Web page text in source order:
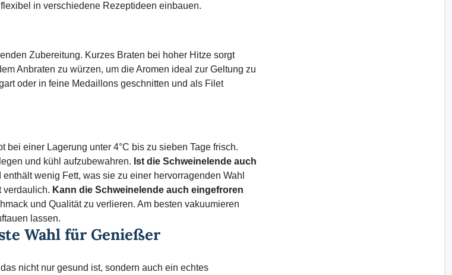
in verschiedene Rezeptideen einbauen.
Zubereitung. Kurzes Braten bei hoher Hitze sorgt
Anbraten zu würzen, um die Aromen ideal zur Geltung zu
oder in feine Medaillons geschnitten und als Filet
bei einer Lagerung unter 4°C bis zu sieben Tage frisch.
und kühl aufzubewahren. Ist die Schweinelende auch
wenig Fett, was sie zu einer hervorragenden Wahl
verdaulich. Kann die Schweinelende auch eingefroren
und Qualität zu verlieren. Am besten vakuumieren
lassen.
Wahl für Genießer
nicht nur gesund ist, sondern auch ein echtes